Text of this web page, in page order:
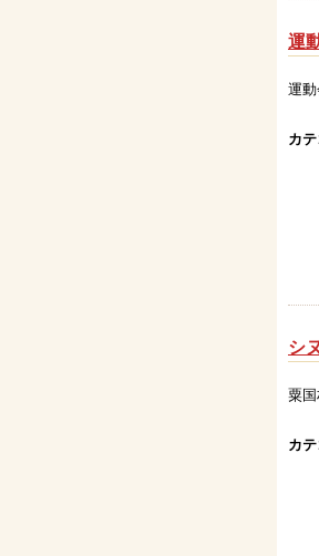
運
運
カテ
シ
粟
カテ